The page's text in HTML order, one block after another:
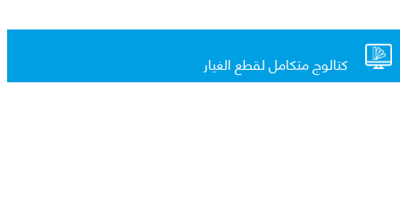
كتالوج متكامل لقطع الغيار